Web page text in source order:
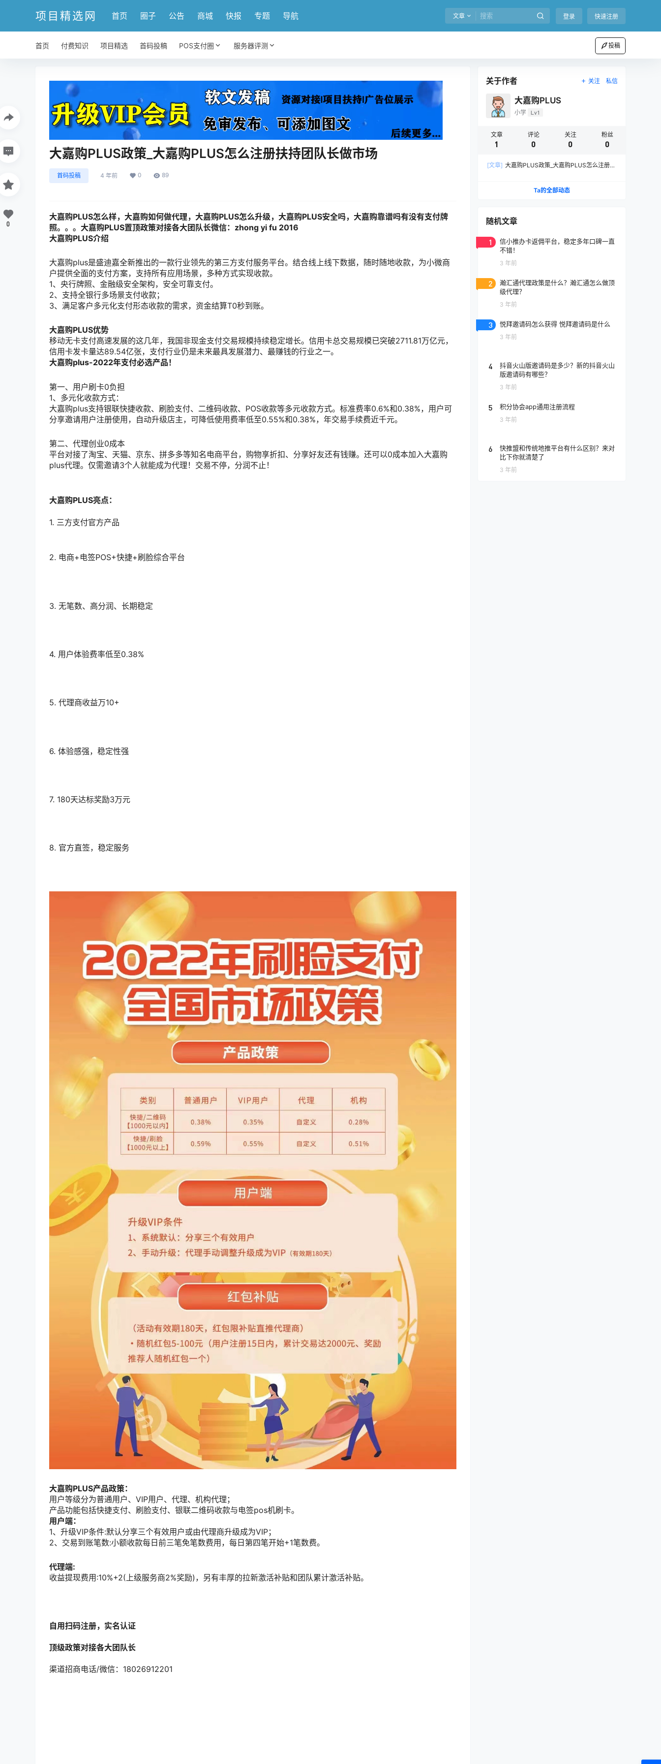
项目精选网 首页 圈子 公告 商城 快报 专题 导航 文章 登录 快速注册
首页 付费知识 项目精选 首码投稿 POS支付圈 服务器评测 投稿
大嘉购PLUS政策_大嘉购PLUS怎么注册扶持团队长做市场
首码投稿 4 年前 0 89
大嘉购PLUS怎么样，大嘉购如何做代理，大嘉购PLUS怎么升级，大嘉购PLUS安全吗，大嘉购靠谱吗有没有支付牌
照。。。大嘉购PLUS置顶政策对接各大团队长微信：zhong yi fu 2016
大嘉购PLUS介绍
大嘉购plus是盛迪嘉全新推出的一款行业领先的第三方支付服务平台。结合线上线下数据，随时随地收款，为小微商
户提供全面的支付方案，支持所有应用场景，多种方式实现收款。
1、央行牌照、金融级安全架构，安全可靠支付。
2、支持全银行多场景支付收款；
3、满足客户多元化支付形态收款的需求，资金结算T0秒到账。
大嘉购PLUS优势
移动无卡支付高速发展的这几年，我国非现金支付交易规模持续稳定增长。信用卡总交易规模已突破2711.81万亿元，
信用卡发卡量达89.54亿张，支付行业仍是未来最具发展潜力、最赚钱的行业之一。
大嘉购plus-2022年支付必选产品！
第一、用户刷卡0负担
1、多元化收款方式：
大嘉购plus支持银联快捷收款、刷脸支付、二维码收款、POS收款等多元收款方式。标准费率0.6%和0.38%，用户可
分享邀请用户注册使用，自动升级店主，可降低使用费率低至0.55%和0.38%，年交易手续费近千元。
第二、代理创业0成本
平台对接了淘宝、天猫、京东、拼多多等知名电商平台，购物享折扣、分享好友还有钱赚。还可以0成本加入大嘉购
plus代理。仅需邀请3个人就能成为代理！交易不停，分润不止！
大嘉购PLUS亮点：
1. 三方支付官方产品
2. 电商+电签POS+快捷+刷脸综合平台
3. 无笔数、高分润、长期稳定
4. 用户体验费率低至0.38%
5. 代理商收益万10+
6. 体验感强，稳定性强
7. 180天达标奖励3万元
8. 官方直签，稳定服务
大嘉购PLUS产品政策：
用户等级分为普通用户、VIP用户、代理、机构代理；
产品功能包括快捷支付、刷脸支付、银联二维码收款与电签pos机刷卡。
用户端：
1、升级VIP条件:默认分享三个有效用户或由代理商升级成为VIP；
2、交易到账笔数:小额收款每日前三笔免笔数费用，每日第四笔开始+1笔数费。
代理端:
收益提现费用:10%+2(上级服务商2%奖励)，另有丰厚的拉新激活补贴和团队累计激活补贴。
自用扫码注册，实名认证
顶级政策对接各大团队长
渠道招商电话/微信：18026912201
0
关于作者 关注 私信
大嘉购PLUS
小学 Lv1
文章
1
评论
0
关注
0
粉丝
0
[文章] 大嘉购PLUS政策_大嘉购PLUS怎么注册扶
Ta的全部动态
随机文章
1
信小推办卡返佣平台，稳定多年口碑一直
不错！
3 年前
2
瀚汇通代理政策是什么？瀚汇通怎么做顶
级代理？
3 年前
3 悦拜邀请码怎么获得 悦拜邀请码是什么
3 年前
4
抖音火山版邀请码是多少？新的抖音火山
版邀请码有哪些？
3 年前
5 积分协会app通用注册流程
3 年前
6
快推盟和传统地推平台有什么区别？来对
比下你就清楚了
3 年前